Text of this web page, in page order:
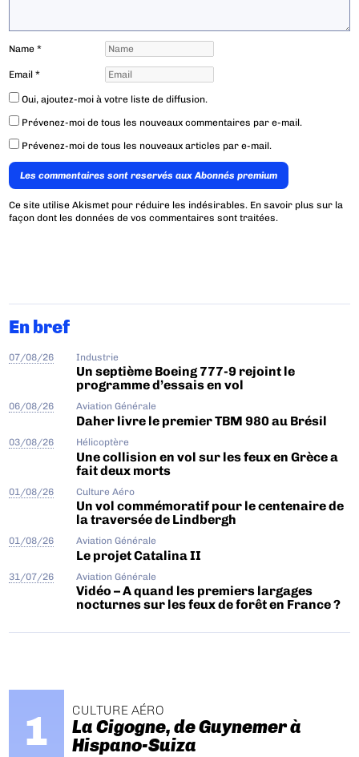
Name*
Email*
Oui, ajoutez-moi à votre liste de diffusion.
Prévenez-moi de tous les nouveaux commentaires par e-mail.
Prévenez-moi de tous les nouveaux articles par e-mail.
Les commentaires sont reservés aux Abonnés premium
Ce site utilise Akismet pour réduire les indésirables. En savoir plus sur la
façon dont les données de vos commentaires sont traitées.
En bref
07/08/26 Industrie
Un septième Boeing 777-9 rejoint le
programme d’essais en vol
06/08/26 Aviation Générale
Daher livre le premier TBM 980 au Brésil
03/08/26 Hélicoptère
Une collision en vol sur les feux en Grèce a
fait deux morts
01/08/26 Culture Aéro
Un vol commémoratif pour le centenaire de
la traversée de Lindbergh
01/08/26 Aviation Générale
Le projet Catalina II
31/07/26 Aviation Générale
Vidéo – A quand les premiers largages
nocturnes sur les feux de forêt en France ?
CULTURE AÉRO
La Cigogne, de Guynemer à
Hispano-Suiza